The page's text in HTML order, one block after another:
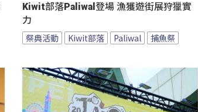
Kiwit部落Paliwal登場 漁獲遊街展狩獵實
力
祭典活動 Kiwit部落 Paliwal 捕魚祭